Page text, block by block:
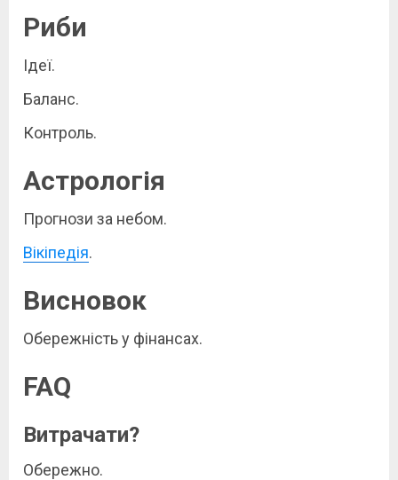
Риби
Ідеї.
Баланс.
Контроль.
Астрологія
Прогнози за небом.
Вікіпедія.
Висновок
Обережність у фінансах.
FAQ
Витрачати?
Обережно.